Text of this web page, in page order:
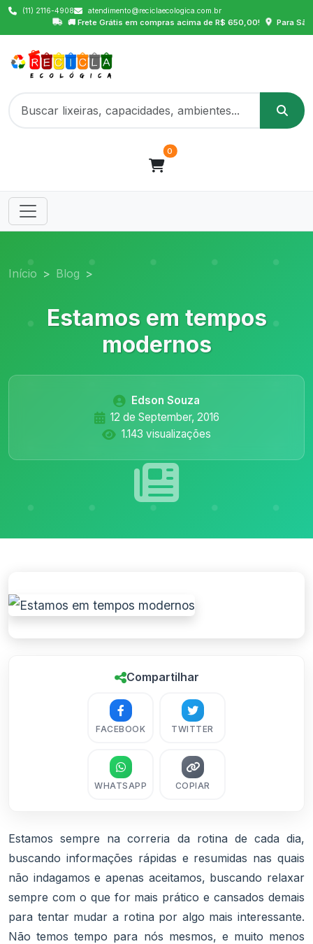
(11) 2116-4908 atendimento@reciclaecologica.com.br
🚚 Frete Grátis em compras acima de R$ 650,00! Para São Paulo
0
Início Blog
Estamos em tempos
modernos
Edson Souza
12 de September, 2016
1.143 visualizações
Compartilhar
FACEBOOK TWITTER
WHATSAPP COPIAR
Estamos sempre na correria da rotina de cada dia,
buscando informações rápidas e resumidas nas quais
não indagamos e apenas aceitamos, buscando relaxar
sempre com o que for mais prático e cansados demais
para tentar mudar a rotina por algo mais interessante.
Não temos tempo para nós mesmos, e muito menos